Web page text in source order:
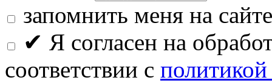
запомнить меня на сайте
✔ Я согласен на
соответствии с